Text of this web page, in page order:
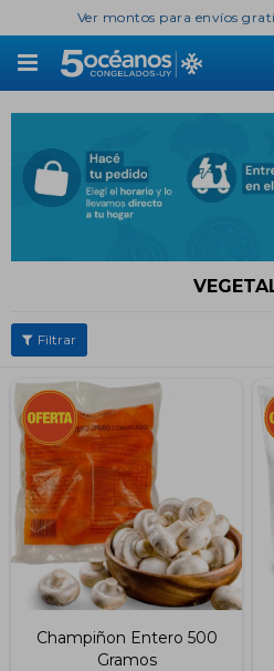
Ver montos para envíos

Champiñon Entero 500
Gramos